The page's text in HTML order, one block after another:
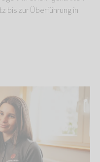
bis zur Überführung in